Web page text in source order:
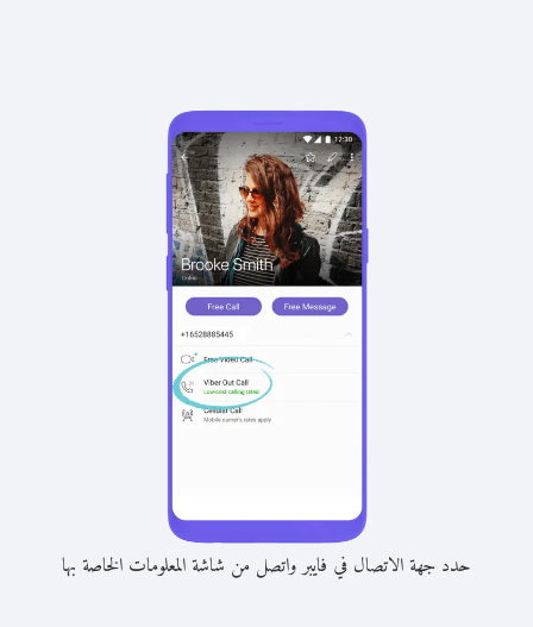
حدد جهة الاتصال في فايبر واتصل من شاشة المعلومات الخاصة بها